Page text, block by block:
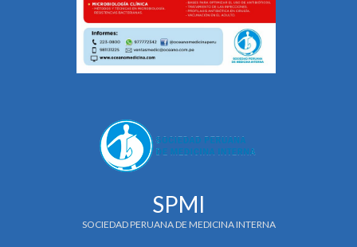
SPMI
SOCIEDAD PERUANA DE MEDICINA INTERNA